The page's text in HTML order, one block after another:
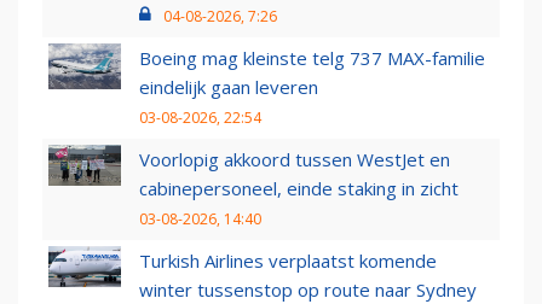
04-08-2026, 7:26
Boeing mag kleinste telg 737 MAX-familie
eindelijk gaan leveren
03-08-2026, 22:54
Voorlopig akkoord tussen WestJet en
cabinepersoneel, einde staking in zicht
03-08-2026, 14:40
Turkish Airlines verplaatst komende
winter tussenstop op route naar Sydney